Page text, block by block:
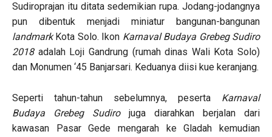
Sudiroprajan itu ditata sedemikian rupa. Jodang-jodangnya
pun dibentuk menjadi miniatur bangunan-bangunan
landmarkKota Solo. Ikon Karnaval Budaya Grebeg Sudiro
2018 adalah Loji Gandrung (rumah dinas Wali Kota Solo)
dan Monumen ‘45 Banjarsari. Keduanya diisi kue keranjang.
Seperti tahun-tahun sebelumnya, peserta Karnaval
Budaya Grebeg Sudirojuga diarahkan berjalan dari
kawasan Pasar Gede mengarah ke Gladah kemudian